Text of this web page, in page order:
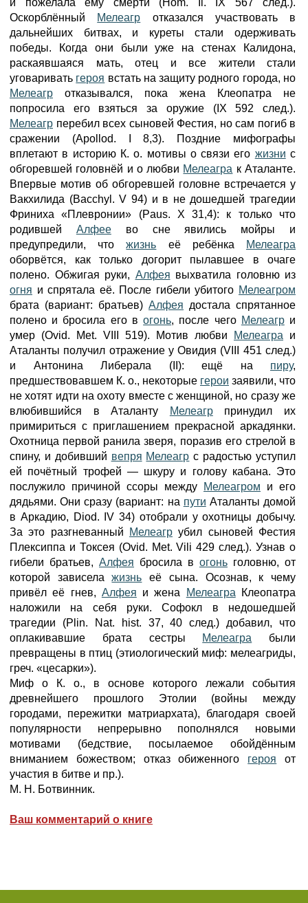
и пожелала ему смерти (Hom. Il. IX 567 след.).
Оскорблённый
Мелеагр отказался участвовать в
дальнейших битвах, и куреты стали одерживать
победы. Когда они были уже на стенах Калидона,
раскаявшаяся мать, отец и все жители стали
уговаривать героя встать на защиту родного города, но
Мелеагр отказывался, пока жена Клеопатра не
попросила его взяться за оружие (IX 592 след.).
Мелеагр перебил всех сыновей Фестия, но сам погиб в
сражении (Apollod. I 8,3). Поздние мифографы
вплетают в историю К. о. мотивы о связи его жизни с
обгоревшей головнёй и о любви Мелеагра к Аталанте.
Впервые мотив об обгоревшей головне встречается у
Вакхилида (Bacchyl. V 94) и в не дошедшей трагедии
Фриниха «Плевронии» (Paus. X 31,4): к только что
родившей Алфеево сне явились мойры и
предупредили, чтожизнь её ребёнка
Мелеагра
оборвётся, как только догорит пылавшее в очаге
полено. Обжигая руки, Алфея выхватила головню из
огня и спрятала её. После гибели убитого Мелеагром
брата (вариант: братьев) Алфея достала спрятанное
полено и бросила его вогонь, после чего Мелеагри
умер (Ovid. Met. VIII 519). Мотив любви
Мелеагра и
Аталанты получил отражение у Овидия (VIII 451 след.)
и Антонина Либерала (II): ещё на пиру,
предшествовавшем К. о., некоторые герои заявили, что
не хотят идти на охоту вместе с женщиной, но сразу же
влюбившийся в Аталанту
Мелеагрпринудил их
примириться с приглашением прекрасной аркадянки.
Охотница первой ранила зверя, поразив его стрелой в
спину, и добивший вепря Мелеагр с радостью уступил
ей почётный трофей — шкуру и голову кабана. Это
послужило причиной ссоры между
Мелеагром и его
дядьями. Они сразу (вариант: на пути Аталанты домой
в Аркадию, Diod. IV 34) отобрали у охотницы добычу.
За это разгневанный
Мелеагр убил сыновей Фестия
Плексиппа и Токсея (Ovid. Met. Vili 429 след.). Узнав о
гибели братьев, Алфея бросила в огонь головню, от
которой зависелажизнь её сына. Осознав, к чему
привёл её гнев, Алфея и жена Мелеагра Клеопатра
наложили на себя руки. Софокл в недошедшей
трагедии (Plin. Nat. hist. 37, 40 след.) добавил, что
оплакивавшие брата сестры
Мелеагра были
превращены в птиц (этиологический миф: мелеагриды,
греч. «цесарки»).
Миф о К. о., в основе которого лежали события
древнейшего прошлого Этолии (войны между
городами, пережитки матриархата), благодаря своей
популярности непрерывно пополнялся новыми
мотивами (бедствие, посылаемое обойдённым
вниманием божеством; отказ обиженного героя от
участия в битве и пр.).
М. Н. Ботвинник.
Ваш комментарий о книге